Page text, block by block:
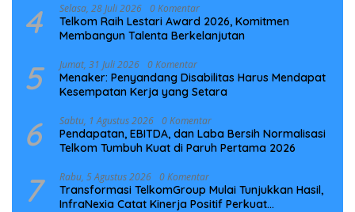
4 Selasa, 28 Juli 2026 0 Komentar
Telkom Raih Lestari Award 2026, Komitmen
Membangun Talenta Berkelanjutan
5 Jumat, 31 Juli 2026 0 Komentar
Menaker: Penyandang Disabilitas Harus Mendapat
Kesempatan Kerja yang Setara
6 Sabtu, 1 Agustus 2026 0 Komentar
Pendapatan, EBITDA, dan Laba Bersih Normalisasi
Telkom Tumbuh Kuat di Paruh Pertama 2026
7 Rabu, 5 Agustus 2026 0 Komentar
Transformasi TelkomGroup Mulai Tunjukkan Hasil,
InfraNexia Catat Kinerja Positif Perkuat